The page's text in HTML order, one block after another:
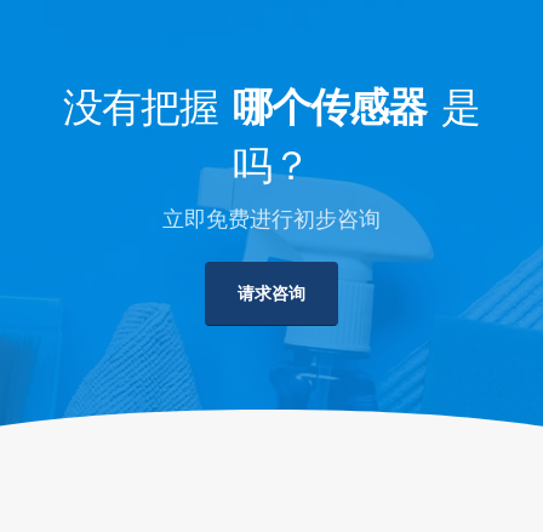
没有把握 哪个传感器 是
吗？
立即免费进行初步咨询
请求咨询